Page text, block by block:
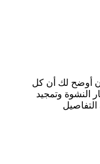
أن أوضح لك أن كل
النشوة وتمجيد